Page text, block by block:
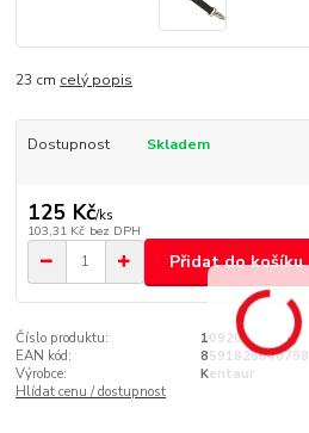
23 cm celý popis
Dostupnost Skladem
125 Kč/ks
103,31 Kč bez DPH
Přidat do košíku
Číslo produktu:
10920
EAN kód:
8591825040798
Výrobce:
Kentaur
Hlídat cenu / dostupnost